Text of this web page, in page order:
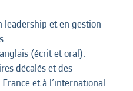
leadership et en gestion
(écrit et oral).
décalés et des
et à l’international.